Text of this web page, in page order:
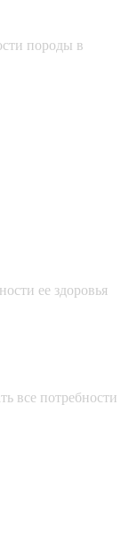
породы в
ее здоровья
все потребности